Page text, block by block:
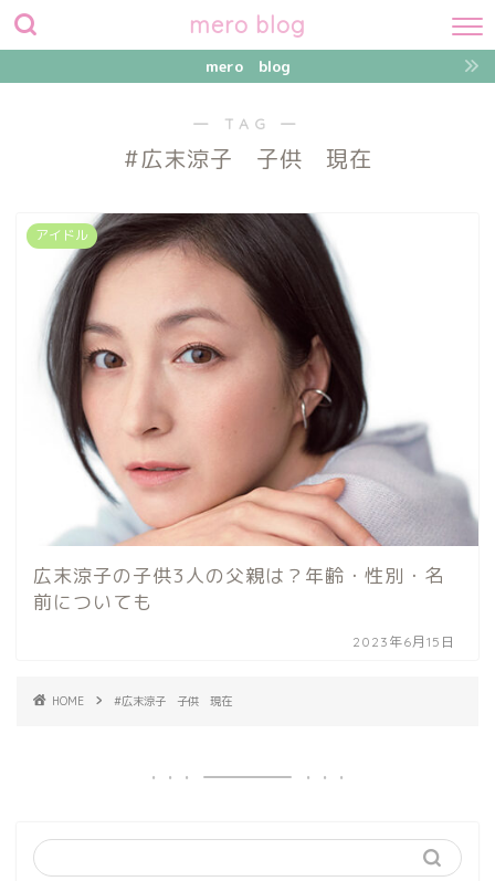
mero blog
mero blog
― TAG ―
#広末涼子 子供 現在
アイドル
広末涼子の子供3人の父親は？年齢・性別・名
前についても
2023年6月15日
HOME #広末涼子 子供 現在